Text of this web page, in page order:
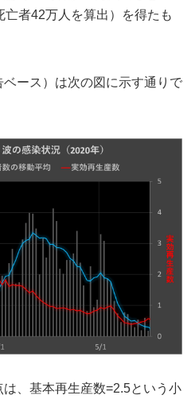
亡者42万人を算出）を得たも
ース）は次の図に示す通りで
、基本再生産数=2.5という小